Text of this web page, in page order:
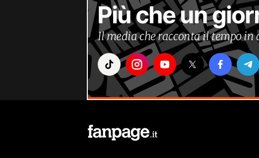
Più che un
Il media che racconta il tempo